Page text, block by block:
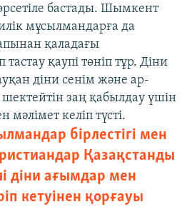
бастады. Шымкент
мұсылмандарға да
қаладағы
тастау қаупі төніп тұр. Діни
діни сенім және ар-
заң қабылдау үшін
келіп түсті.
бірлестігі мен
Қазақстанды
діни ағымдар мен
кетуінен қорғауы